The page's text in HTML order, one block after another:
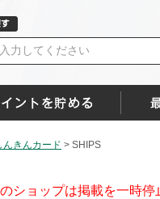
きんカード > SHIPS
ショップは掲載を一時停